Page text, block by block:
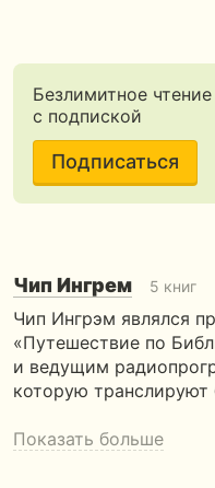
Безлимитное чтение
с подпиской
Подписаться
Чип Ингрем 5 книг
Чип Ингрэм являлся
«Путешествие по
и ведущим
которую
Показать больше